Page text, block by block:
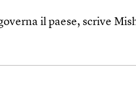
il paese, scrive